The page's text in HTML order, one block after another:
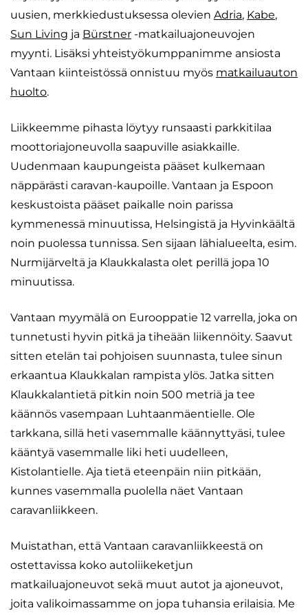
uusien, merkkiedustuksessa olevien Adria, Kabe,
Sun Living ja Bürstner -matkailuajoneuvojen
myynti. Lisäksi yhteistyökumppanimme ansiosta
Vantaan kiinteistössä onnistuu myös matkailuauton
huolto.
Liikkeemme pihasta löytyy runsaasti parkkitilaa
moottoriajoneuvolla saapuville asiakkaille.
Uudenmaan kaupungeista pääset kulkemaan
näppärästi caravan-kaupoille. Vantaan ja Espoon
keskustoista pääset paikalle noin parissa
kymmenessä minuutissa, Helsingistä ja Hyvinkäältä
noin puolessa tunnissa. Sen sijaan lähialueelta, esim.
Nurmijärveltä ja Klaukkalasta olet perillä jopa 10
minuutissa.
Vantaan myymälä on Eurooppatie 12 varrella, joka on
tunnetusti hyvin pitkä ja tiheään liikennöity. Saavut
sitten etelän tai pohjoisen suunnasta, tulee sinun
erkaantua Klaukkalan rampista ylös. Jatka sitten
Klaukkalantietä pitkin noin 500 metriä ja tee
käännös vasempaan Luhtaanmäentielle. Ole
tarkkana, sillä heti vasemmalle käännyttyäsi, tulee
kääntyä vasemmalle liki heti uudelleen,
Kistolantielle. Aja tietä eteenpäin niin pitkään,
kunnes vasemmalla puolella näet Vantaan
caravanliikkeen.
Muistathan, että Vantaan caravanliikkeestä on
ostettavissa koko autoliikeketjun
matkailuajoneuvot sekä muut autot ja ajoneuvot,
joita valikoimassamme on jopa tuhansia erilaisia. Me